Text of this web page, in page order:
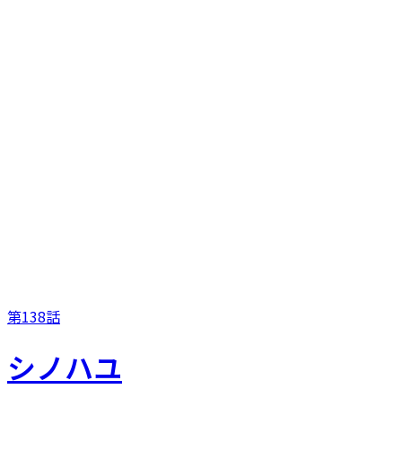
第138話
シノハユ